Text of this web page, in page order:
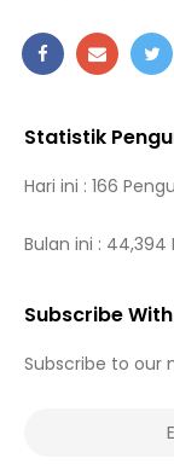
Statistik
Hari ini : 166
Bulan ini : 44,394
Subscribe
Subscribe to our